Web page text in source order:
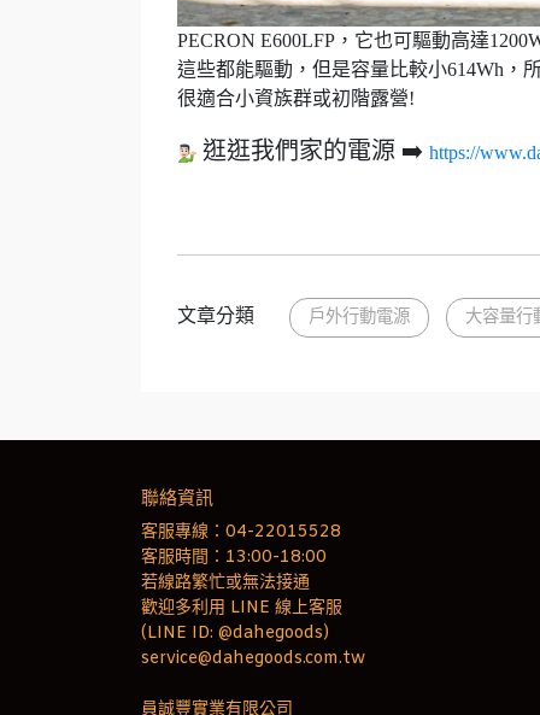
PECRON E600LFP，它也可驅動高達
這些都能驅動，但是容量比較小614Wh，
很適合小資族群或初階露營​​​!
逛逛我們家的電源 ➡️ https://
文章分類 戶外行動電源 大容量行
聯絡資訊
客服專線：04-22015528
客服時間：13:00-18:00
若線路繁忙或無法接通
歡迎多利用 LINE 線上客服
(LINE ID: @dahegoods)
service@dahegoods.com.tw
員誠豐實業有限公司